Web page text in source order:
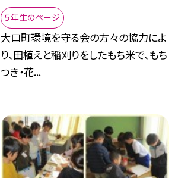
５年生のページ
大口町環境を守る会の方々の協力によ
り、田植えと稲刈りをしたもち米で、もち
つき・花...